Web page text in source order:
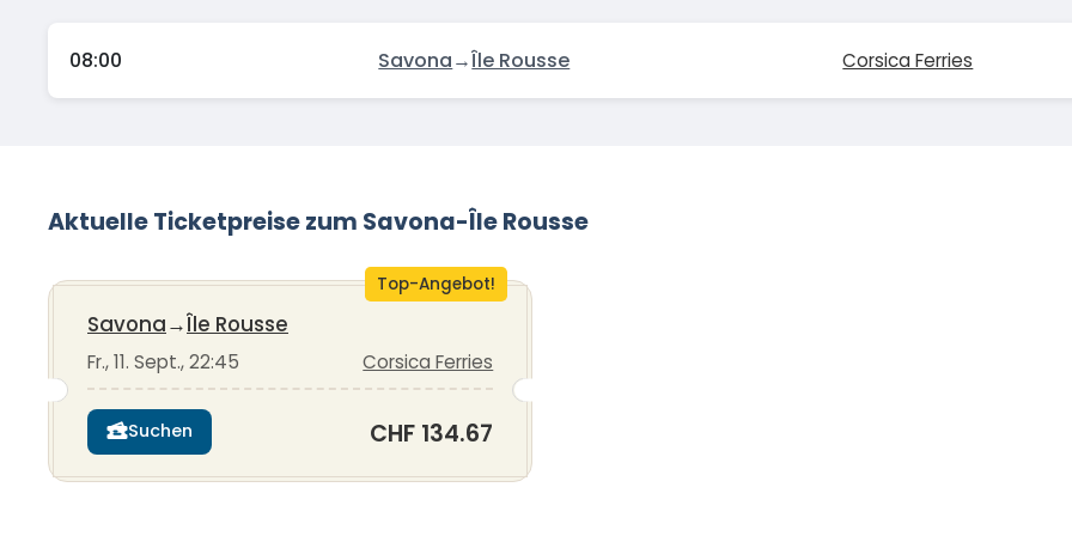
08:00 Savona→Île Rousse Corsica Ferries
Aktuelle Ticketpreise zum Savona-Île Rousse
Top-Angebot!
Savona→Île Rousse
Fr., 11. Sept., 22:45 Corsica Ferries
Suchen CHF 134.67